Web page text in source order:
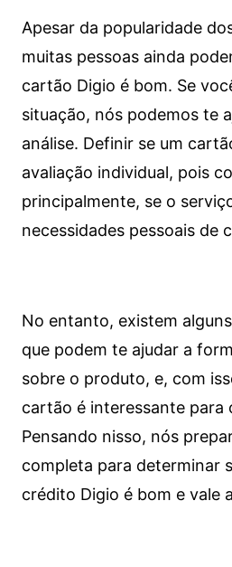
Apesar da popularidade
muitas pessoas ainda
cartão Digio é bom. Se
situação, nós podemos te
análise. Definir se um
avaliação individual, pois
principalmente, se o
necessidades pessoais de
No entanto, existem
que podem te ajudar a
sobre o produto, e, com
cartão é interessante para
Pensando nisso, nós
completa para determinar
crédito Digio é bom e vale